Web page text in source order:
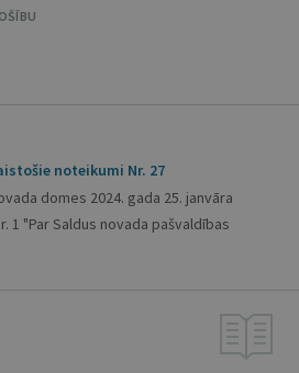
noteikumi Nr. 27
domes 2024. gada 25. janvāra
1 "Par Saldus novada pašvaldības